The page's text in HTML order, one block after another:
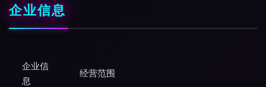
企业信息
企业信
息
经营范围